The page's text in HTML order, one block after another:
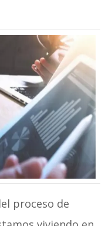
proceso de